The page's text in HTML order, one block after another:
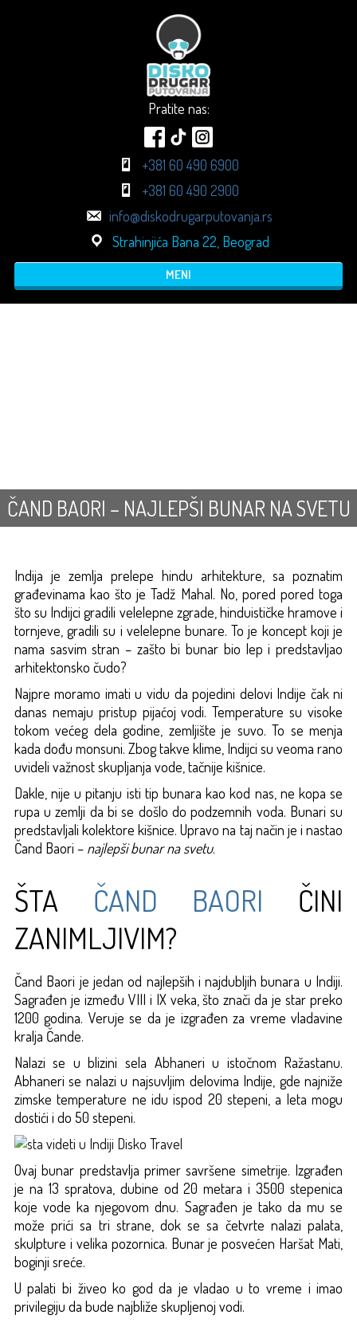
Pratite nas:
+381 60 490 6900
+381 60 490 2900
info@diskodrugarputovanja.rs
Strahinjića Bana 22, Beograd
MENI
ČAND BAORI – NAJLEPŠI BUNAR NA SVETU
Indija je zemlja prelepe hindu arhitekture, sa poznatim
građevinama kao što je Tadž Mahal. No, pored pored toga
što su Indijci gradili velelepne zgrade, hinduističke hramove i
tornjeve, gradili su i velelepne bunare. To je koncept koji je
nama sasvim stran – zašto bi bunar bio lep i predstavljao
arhitektonsko čudo?
Najpre moramo imati u vidu da pojedini delovi Indije čak ni
danas nemaju pristup pijaćoj vodi. Temperature su visoke
tokom većeg dela godine, zemljište je suvo. To se menja
kada dođu monsuni. Zbog takve klime, Indijci su veoma rano
uvideli važnost skupljanja vode, tačnije kišnice.
Dakle, nije u pitanju isti tip bunara kao kod nas, ne kopa se
rupa u zemlji da bi se došlo do podzemnih voda. Bunari su
predstavljali kolektore kišnice. Upravo na taj način je i nastao
Čand Baori – najlepši bunar na svetu.
ŠTA ČAND BAORI ČINI
ZANIMLJIVIM?
Čand Baori je jedan od najlepših i najdubljih bunara u Indiji.
Sagrađen je između VIII i IX veka, što znači da je star preko
1200 godina. Veruje se da je izgrađen za vreme vladavine
kralja Čande.
Nalazi se u blizini sela Abhaneri u istočnom Ražastanu.
Abhaneri se nalazi u najsuvljim delovima Indije, gde najniže
zimske temperature ne idu ispod 20 stepeni, a leta mogu
dostići i do 50 stepeni.
Ovaj bunar predstavlja primer savršene simetrije. Izgrađen
je na 13 spratova, dubine od 20 metara i 3500 stepenica
koje vode ka njegovom dnu. Sagrađen je tako da mu se
može prići sa tri strane, dok se sa četvrte nalazi palata,
skulpture i velika pozornica. Bunar je posvećen Haršat Mati,
boginji sreće.
U palati bi živeo ko god da je vladao u to vreme i imao
privilegiju da bude najbliže skupljenoj vodi.